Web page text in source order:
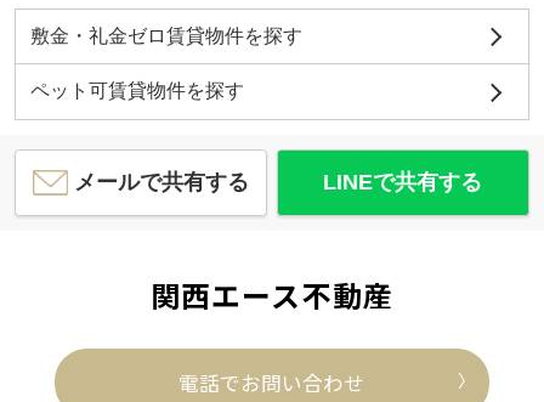
敷金・礼金ゼロ賃貸物件を探す
ペット可賃貸物件を探す
メールで共有する LINEで共有する
関西エース不動産
電話でお問い合わせ